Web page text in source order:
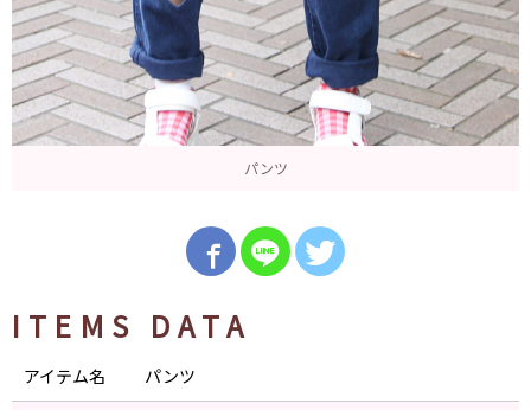
パンツ
ITEMS DATA
アイテム名 パンツ